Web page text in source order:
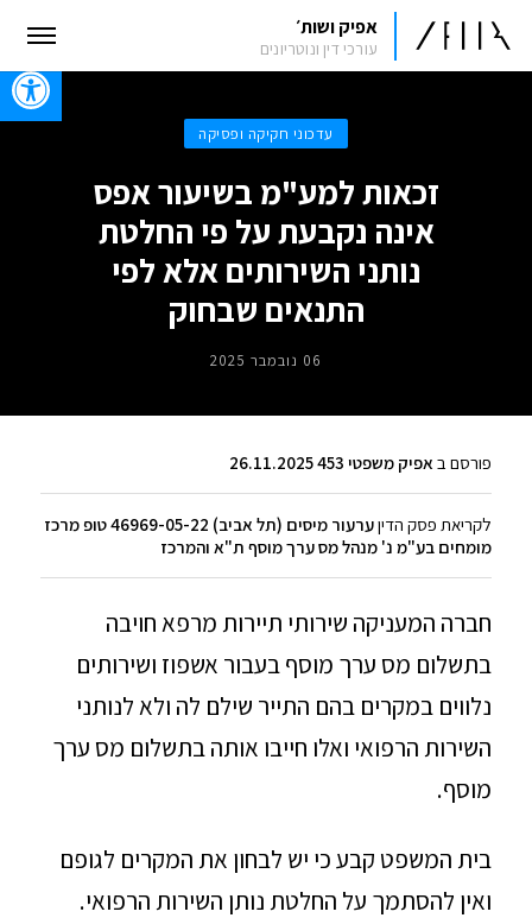
אפיק ושות׳
עורכי דין ונוטריונים
עדכוני חקיקה ופסיקה
זכאות למע"מ בשיעור אפס
אינה נקבעת על פי החלטת
נותני השירותים אלא לפי
התנאים שבחוק
06 נובמבר 2025
פורסם ב אפיק משפטי 453 26.11.2025
לקריאת פסק הדין
ערעור מיסים (תל אביב) 46969-05-22 טופ מרכז
מומחים בע"מ נ' מנהל מס ערך מוסף ת"א והמרכז
חברה המעניקה שירותי תיירות מרפא חויבה
בתשלום מס ערך מוסף בעבור אשפוז ושירותים
נלווים במקרים בהם התייר שילם לה ולא לנותני
השירות הרפואי ואלו חייבו אותה בתשלום מס ערך
מוסף.
בית המשפט קבע כי יש לבחון את המקרים לגופם
ואין להסתמך על החלטת נותן השירות הרפואי.